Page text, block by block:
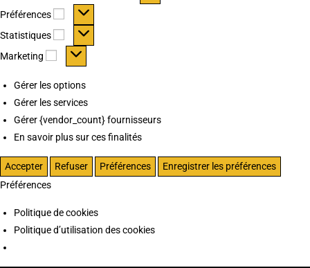
Préférences
Préférences
Statistiques Statistiques
Marketing Marketing
Gérer les options
Gérer les services
Gérer {vendor_count} fournisseurs
En savoir plus sur ces finalités
Accepter Refuser Préférences
Enregistrer les préférences
Préférences
Politique de cookies
Politique d’utilisation des cookies